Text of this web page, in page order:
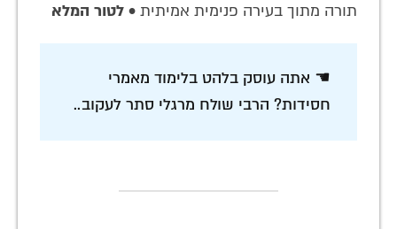
תורה מתוך בעירה פנימית אמיתית • לטור המלא
☚ אתה עוסק בלהט בלימוד מאמרי
חסידות? הרבי שולח מרגלי סתר לעקוב..